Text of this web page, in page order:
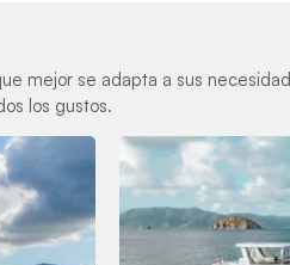
mejor se adapta a sus
los gustos.